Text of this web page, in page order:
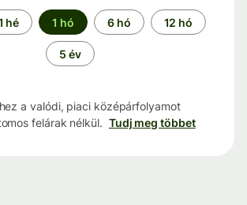
hé 1 hó 6 hó 12 hó
5 év
a valódi, piaci középárfolyamot
felárak nélkül. Tudj meg többet